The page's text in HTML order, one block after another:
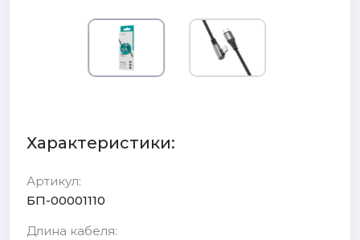
Характеристики:
Артикул:
БП-00001110
Длина кабеля: